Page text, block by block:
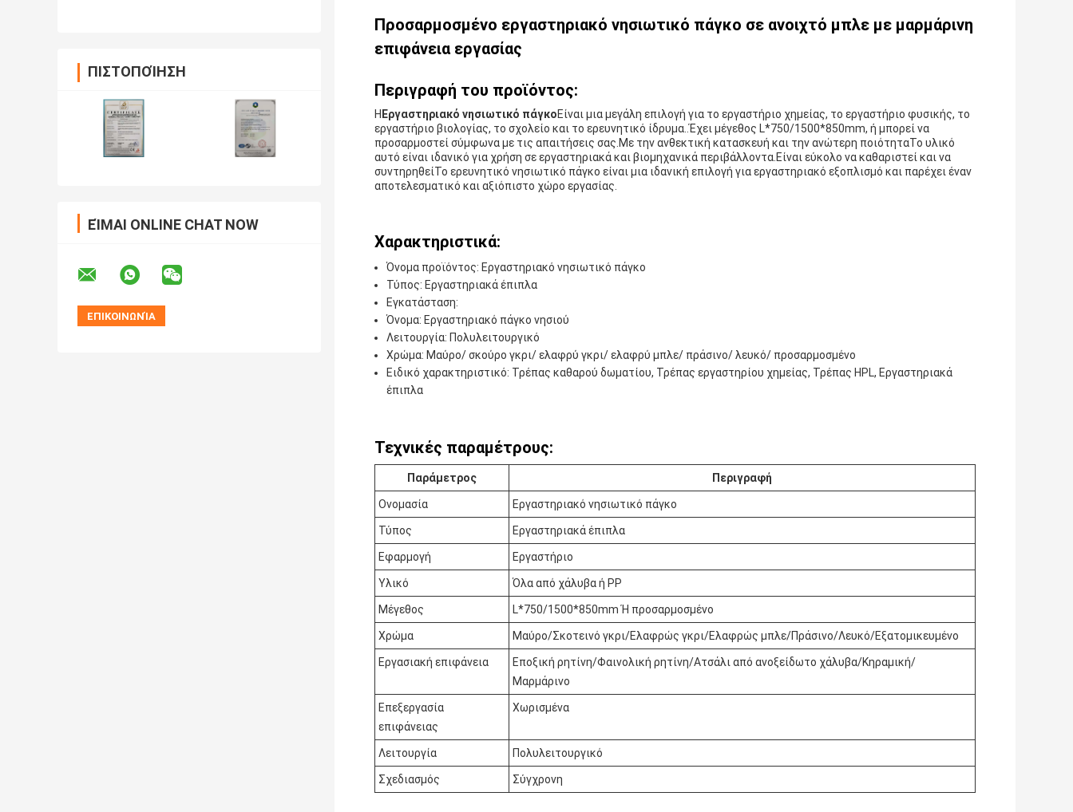
ΠΙΣΤΟΠΟΊΗΣΗ
ΕΊΜΑΙ ONLINE CHAT NOW
Προσαρμοσμένο εργαστηριακό νησιωτικό πάγκο σε ανοιχτό μπλε με μαρμάρινη
επιφάνεια εργασίας
Περιγραφή του προϊόντος:
Η Εργαστηριακό νησιωτικό πάγκοΕίναι μια μεγάλη επιλογή για το εργαστήριο χημείας, το εργαστήριο φυσικής, το
εργαστήριο βιολογίας, το σχολείο και το ερευνητικό ίδρυμα..Έχει μέγεθος L*750/1500*850mm, ή μπορεί να
προσαρμοστεί σύμφωνα με τις απαιτήσεις σας.Με την ανθεκτική κατασκευή και την ανώτερη ποιότηταΤο υλικό
αυτό είναι ιδανικό για χρήση σε εργαστηριακά και βιομηχανικά περιβάλλοντα.Είναι εύκολο να καθαριστεί και να
συντηρηθείΤο ερευνητικό νησιωτικό πάγκο είναι μια ιδανική επιλογή για εργαστηριακό εξοπλισμό και παρέχει έναν
αποτελεσματικό και αξιόπιστο χώρο εργασίας.
Χαρακτηριστικά:
Όνομα προϊόντος: Εργαστηριακό νησιωτικό πάγκο
Τύπος: Εργαστηριακά έπιπλα
Εγκατάσταση:
Όνομα: Εργαστηριακό πάγκο νησιού
Λειτουργία: Πολυλειτουργικό
Χρώμα: Μαύρο/ σκούρο γκρι/ ελαφρύ γκρι/ ελαφρύ μπλε/ πράσινο/ λευκό/ προσαρμοσμένο
Ειδικό χαρακτηριστικό: Τρέπας καθαρού δωματίου, Τρέπας εργαστηρίου χημείας, Τρέπας HPL, Εργαστηριακά
έπιπλα
Τεχνικές παραμέτρους:
Παράμετρος Περιγραφή
Ονομασία Εργαστηριακό νησιωτικό πάγκο
Τύπος Εργαστηριακά έπιπλα
Εφαρμογή Εργαστήριο
Υλικό Όλα από χάλυβα ή PP
Μέγεθος L*750/1500*850mm Ή προσαρμοσμένο
Χρώμα Μαύρο/Σκοτεινό γκρι/Ελαφρώς γκρι/Ελαφρώς μπλε/Πράσινο/Λευκό/Εξατομικευμένο
Εργασιακή επιφάνεια
Εποξική ρητίνη/Φαινολική ρητίνη/Ατσάλι από ανοξείδωτο χάλυβα/Κηραμική/
Μαρμάρινο
Επεξεργασία
επιφάνειας
Χωρισμένα
Λειτουργία Πολυλειτουργικό
Σχεδιασμός Σύγχρονη